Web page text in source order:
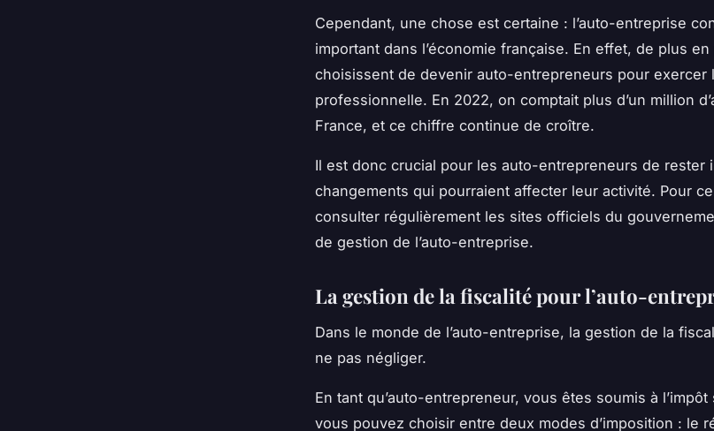
Cependant, une chose est certaine : l’auto-entreprise
important dans l’économie française. En effet, de plus
choisissent de devenir auto-entrepreneurs pour exercer
professionnelle. En 2022, on comptait plus d’un million
France, et ce chiffre continue de croître.
Il est donc crucial pour les auto-entrepreneurs de rester
changements qui pourraient affecter leur activité. Pour
consulter régulièrement les sites officiels du
de gestion de l’auto-entreprise.
La gestion de la fiscalité pour l’auto-
Dans le monde de l’auto-entreprise, la gestion de la
ne pas négliger.
En tant qu’auto-entrepreneur, vous êtes soumis à
vous pouvez choisir entre deux modes d’imposition : le